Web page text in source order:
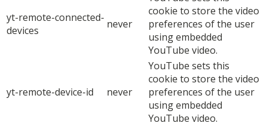
yt-remote-connected-
devices
never
cookie to store the video
preferences of the user
using embedded
YouTube video.
yt-remote-device-id never
YouTube sets this
cookie to store the video
preferences of the user
using embedded
YouTube video.